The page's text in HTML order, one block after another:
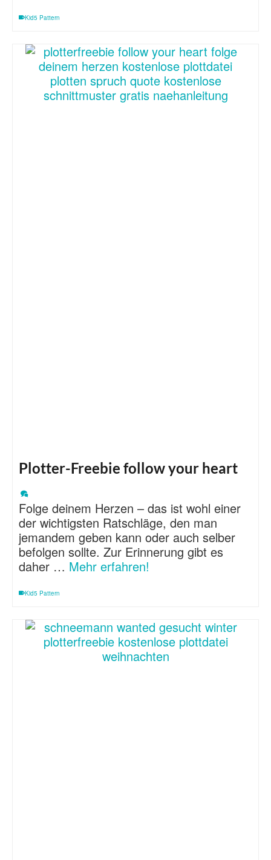
Kid5 Pattern
Plotter-Freebie follow your heart
Folge deinem Herzen – das ist wohl einer
der wichtigsten Ratschläge, den man
jemandem geben kann oder auch selber
befolgen sollte. Zur Erinnerung gibt es
daher … Mehr erfahren!
Kid5 Pattern